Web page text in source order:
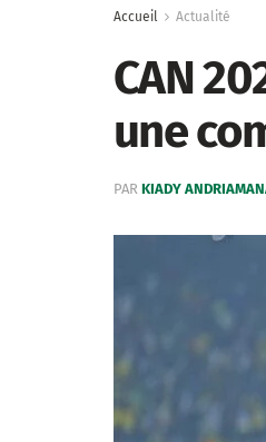
Accueil Actualité
CAN
une
PAR KIADY